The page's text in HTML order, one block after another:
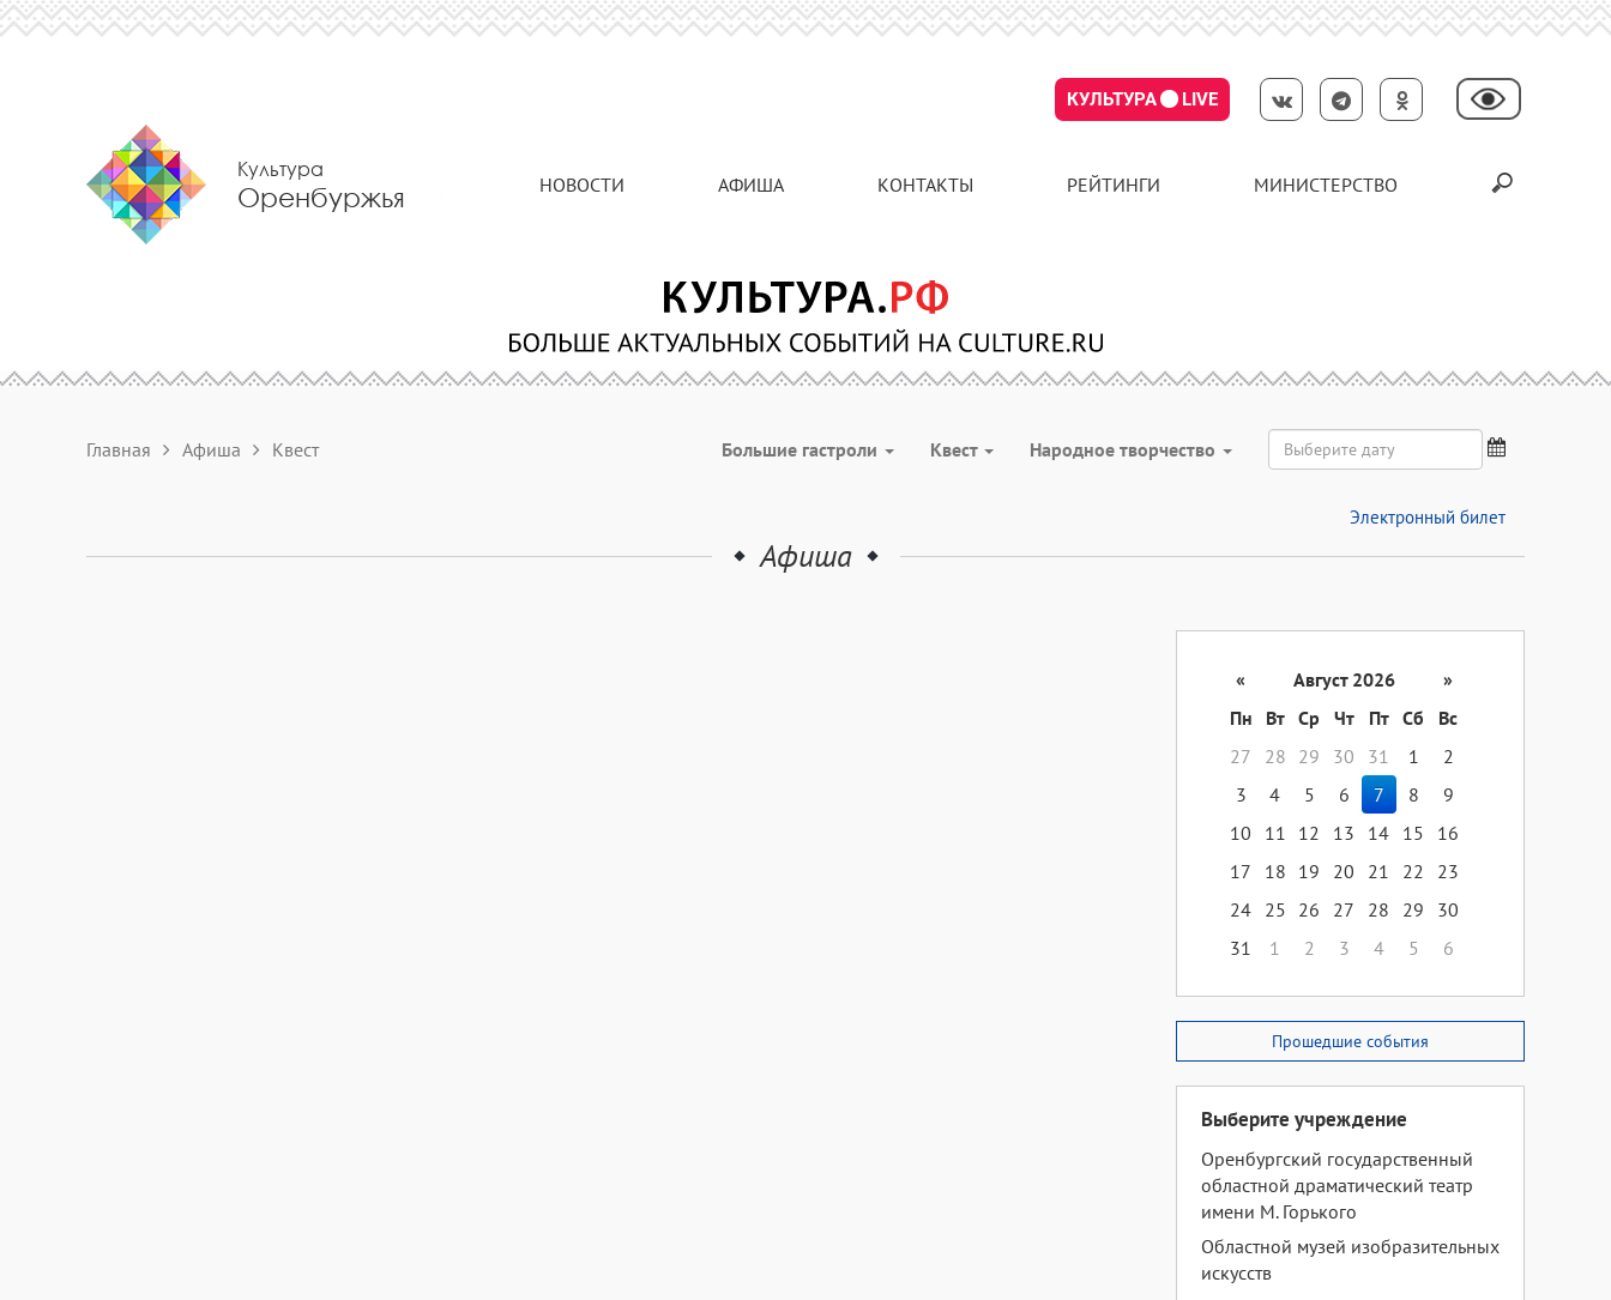
КУЛЬТУРА LIVE
Культура
Оренбуржья НОВОСТИ АФИША КОНТАКТЫ РЕЙТИНГИ МИНИСТЕРСТВО
Главная Афиша Квест Большие гастроли Квест Народное творчество
Электронный билет
Афиша
« Август 2026
»
Пн
Вт Ср Чт Пт Сб
Вс
27
28 29 30 31 1
2
3
4 5 6 7 8
9
10
11 12 13 14 15
16
17
18 19 20 21 22
23
24 25 26 27 28 29
30
31
1 2 3 4 5 6
Прошедшие события
Выберите учреждение
Оренбургский государственный
областной драматический театр
имени М. Горького
Областной музей изобразительных
искусств